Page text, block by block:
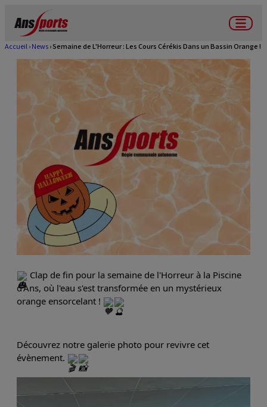
contenu
Menu
Fil
d'Ariane
Accueil News Semaine de L'Horreur : Les Cours Cérékis Dans un Bassin Orange !
Clap de fin pour la semaine de l'Horreur à la Piscine
d'Ans, où l'eau s'est transformée en un mystérieux
orange ensorcelant !
Découvrez notre galerie photo pour revivre cet
évènement.